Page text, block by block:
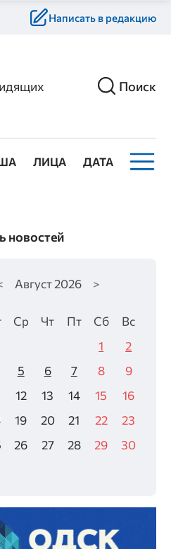
Написать в редакцию
Поиск
ЛИЦА ДАТА
новостей
Август2026 >
Ср Чт Пт Сб
Вс
1
2
5 6 7 8
9
12 13 14 15
16
19 20 21 22
23
26 27 28 29
30